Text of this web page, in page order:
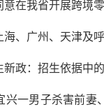
在我省开展跨境
、广州、天津及
政：招生依据中
兴一男子杀害前